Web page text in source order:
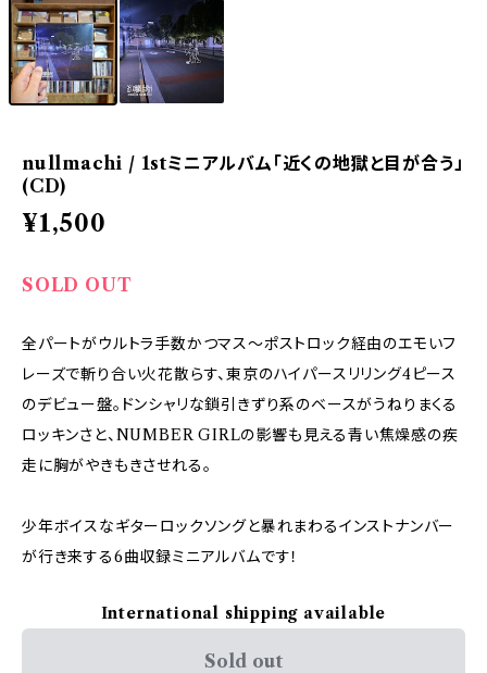
nullmachi / 1stミニアルバム「近くの地獄と目が合う」
(CD)
¥1,500
SOLD OUT
全パートがウルトラ手数かつマス～ポストロック経由のエモいフ
レーズで斬り合い火花散らす、東京のハイパースリリング4ピース
のデビュー盤。ドンシャリな鎖引きずり系のベースがうねりまくる
ロッキンさと、NUMBER GIRLの影響も見える青い焦燥感の疾
走に胸がやきもきさせれる。
少年ボイスなギターロックソングと暴れまわるインストナンバー
が行き来する6曲収録ミニアルバムです！
International shipping available
Sold out